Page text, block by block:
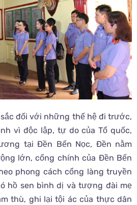
đối với những thế hệ đi trước,
vì độc lập, tự do của Tổ quốc,
tại Đền Bến Nọc, Đền nằm
lớn, cổng chính của Đền Bến
phong cách cổng làng truyền
hồ sen bình dị và tượng đài mẹ
thù, ghi lại tội ác của thực dân